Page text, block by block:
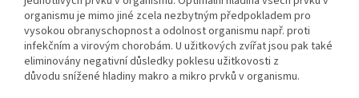
organismu je mimo jiné zcela nezbytným předpokladem pro
vysokou obranyschopnost a odolnost organismu např. proti
infekčním a virovým chorobám. U užitkových zvířat jsou pak také
eliminovány negativní důsledky poklesu užitkovosti z
důvodu snížené hladiny makro a mikro prvků v organismu.